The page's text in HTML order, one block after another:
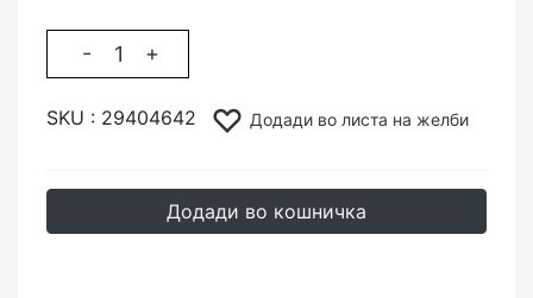
- +
SKU : 29404642 Додади во листа на желби
Додади во кошничка